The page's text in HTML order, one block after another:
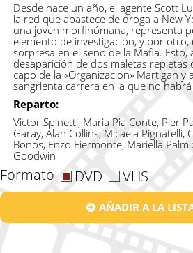
Desde hace un año, el agente Scott
la red que abastece de droga a New
una joven morfinómana, representa
elemento de investigación, y por
sorpresa en el seno de la Mafia. Esto,
desaparición de dos maletas repletas
capo de la «Organización» Martigan y
sangrienta carrera en la que no
Reparto:
Victor Spinetti, Maria Pia Conte, Pier
Garay, Alan Collins, Micaela Pignatelli,
Bonos, Enzo Fiermonte, Mariella
Goodwin
Formato DVD VHS
AÑADIR A LA